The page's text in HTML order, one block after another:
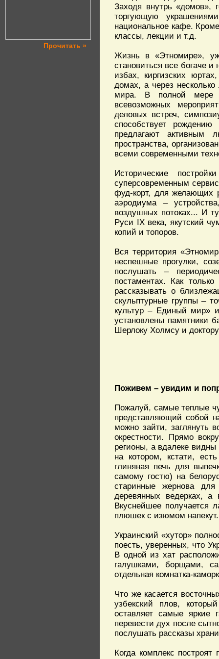
Прочитать »
Заходя внутрь «домов»,
торгующую
национальное кафе.
классы, лекции и т.д.
Жизнь в «Этномире»,
становиться все богаче
избах, киргизских
домах, а через
мира. В полной мере
всевозможных
деловых встреч,
способствует
предлагают активным
пространства,
всеми современными
Исторические
суперсовременным
фуд-корт, для желающих
аэродиума –
воздушных потоках... И
Руси IX века, якутский
копий и топоров.
Вся территория
неспешные прогулки,
послушать –
постаментах. Как
рассказывать о
скульптурные группы –
культур – Единый мир»
установлены памятники
Шерлоку Холмсу и
Поживем – увидим и
Пожалуй, самые теплые
представляющий собой
можно зайти, заглянуть
окрестности. Прямо
регионы, а вдалеке
на котором, кстати,
глиняная печь для
самому гостю) на
старинные жернова
деревянных ведерках,
Вкуснейшее получается
плюшек с изюмом напекут.
Украинский «хутор»
поесть, уверенных, что
В одной из хат
галушками, борщами,
отдельная комнатка-
Что же касается
узбекский плов,
оставляет самые яркие
перевести дух после
послушать рассказы
Когда комплекс